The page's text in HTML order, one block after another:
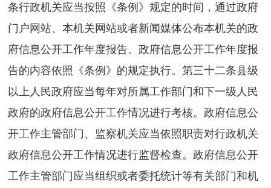
条行政机关应当按照《条例》规定的时间，通过政府
门户网站、本机关网站或者新闻媒体公布本机关的政
府信息公开工作年度报告。政府信息公开工作年度报
告的内容依照《条例》的规定执行。第三十二条县级
以上人民政府应当每年对所属工作部门和下一级人民
政府的政府信息公开工作情况进行考核。政府信息公
开工作主管部门、监察机关应当依照职责对行政机关
政府信息公开工作情况进行监督检查。政府信息公开
工作主管部门应当组织或者委托统计等有关部门和机